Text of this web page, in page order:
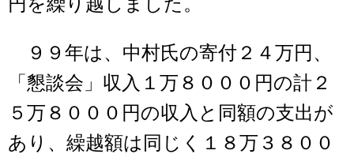
９９年は、中村氏の寄付２４万円、
「懇談会」収入１万８０００円の計２
５万８０００円の収入と同額の支出が
あり、繰越額は同じく１８万３８００